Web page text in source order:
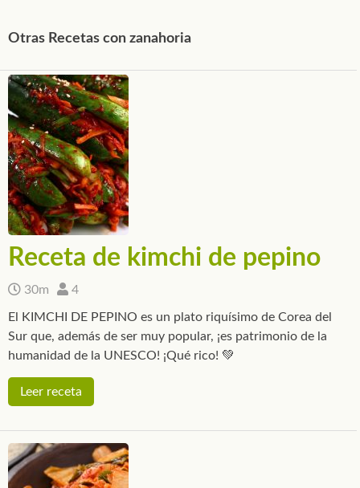
Otras Recetas con zanahoria
Receta de kimchi de pepino
30m 4
El KIMCHI DE PEPINO es un plato riquísimo de Corea del
Sur que, además de ser muy popular, ¡es patrimonio de la
humanidad de la UNESCO! ¡Qué rico! 💚
Leer receta